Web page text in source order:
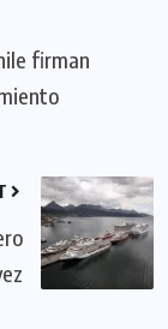
firman